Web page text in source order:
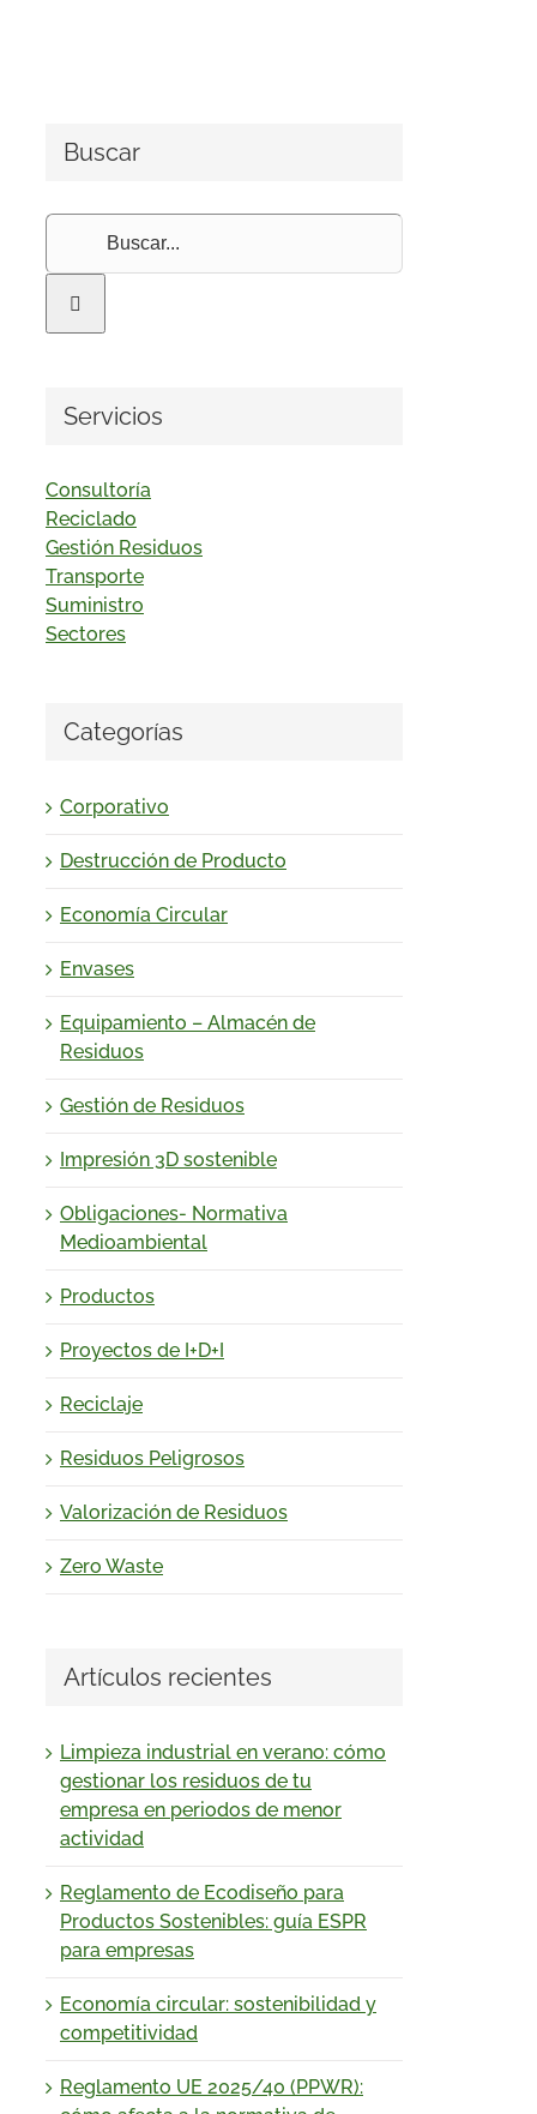
Buscar
Buscar:
Servicios
Consultoría
Reciclado
Gestión Residuos
Transporte
Suministro
Sectores
Categorías
Corporativo
Destrucción de Producto
Economía Circular
Envases
Equipamiento – Almacén de
Residuos
Gestión de Residuos
Impresión 3D sostenible
Obligaciones- Normativa
Medioambiental
Productos
Proyectos de I+D+I
Reciclaje
Residuos Peligrosos
Valorización de Residuos
Zero Waste
Artículos recientes
Limpieza industrial en verano: cómo
gestionar los residuos de tu
empresa en periodos de menor
actividad
Reglamento de Ecodiseño para
Productos Sostenibles: guía ESPR
para empresas
Economía circular: sostenibilidad y
competitividad
Reglamento UE 2025/40 (PPWR):